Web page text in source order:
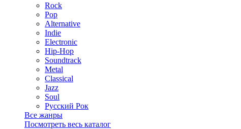
Rock
Pop
Alternative
Indie
Electronic
Hip-Hop
Soundtrack
Metal
Classical
Jazz
Soul
Русский Рок
Все жанры
Посмотреть весь каталог